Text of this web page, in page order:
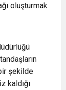
oluşturmak
şekilde
kaldığı